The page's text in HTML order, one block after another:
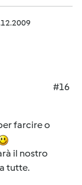
#16
farcire o
il nostro
tutte.